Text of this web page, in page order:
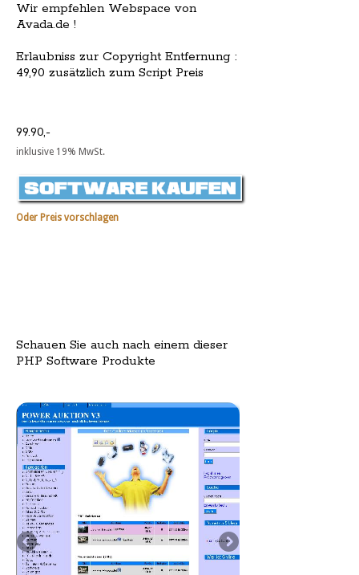
Wir empfehlen Webspace von
Avada.de !
Erlaubniss zur Copyright Entfernung :
49,90 zusätzlich zum Script Preis
99.90,-
inklusive 19% MwSt.
Oder Preis vorschlagen
Schauen Sie auch nach einem dieser
PHP Software Produkte